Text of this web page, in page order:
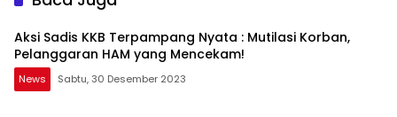
Aksi Sadis KKB Terpampang Nyata : Mutilasi Korban,
Pelanggaran HAM yang Mencekam!
News Sabtu, 30 Desember 2023